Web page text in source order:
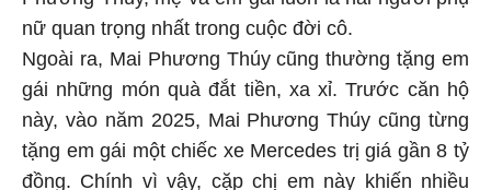
nữ quan trọng nhất trong cuộc đời cô.
Ngoài ra, Mai Phương Thúy cũng thường tặng em
gái những món quà đắt tiền, xa xỉ. Trước căn hộ
này, vào năm 2025, Mai Phương Thúy cũng từng
tặng em gái một chiếc xe Mercedes trị giá gần 8 tỷ
đồng. Chính vì vậy, cặp chị em này khiến nhiều